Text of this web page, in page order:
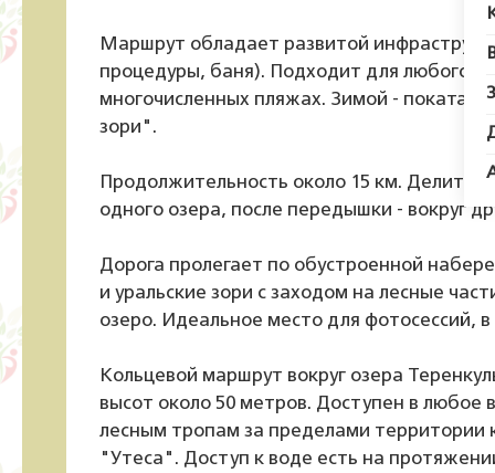
Маршрут обладает развитой
процедуры, баня). Подходит для любого
многочисленных пляжах. Зимой -
зори".
Продолжительность около 15 км. Делится
одного озера, после передышки - вокруг
Дорога пролегает по обустроенной
и уральские зори с заходом на лесные
озеро. Идеальное место для фотосессий,
Кольцевой маршрут вокруг озера
высот около 50 метров. Доступен в любое
лесным тропам за пределами территории
"Утеса". Доступ к воде есть на